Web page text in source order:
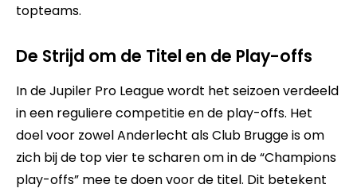
topteams.
De Strijd om de Titel en de Play-offs
In de Jupiler Pro League wordt het seizoen verdeeld
in een reguliere competitie en de play-offs. Het
doel voor zowel Anderlecht als Club Brugge is om
zich bij de top vier te scharen om in de “Champions
play-offs” mee te doen voor de titel. Dit betekent